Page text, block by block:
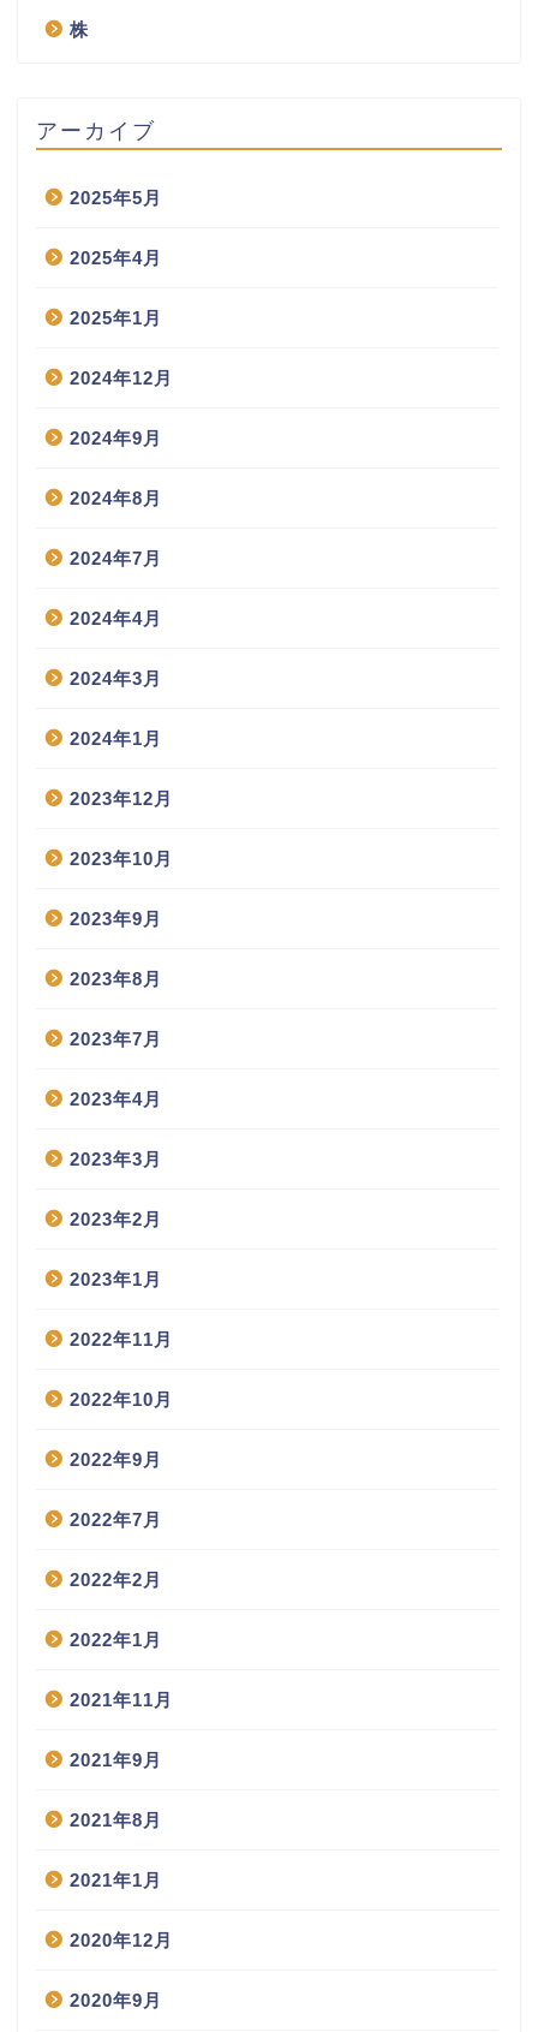
株
アーカイブ
2025年5月
2025年4月
2025年1月
2024年12月
2024年9月
2024年8月
2024年7月
2024年4月
2024年3月
2024年1月
2023年12月
2023年10月
2023年9月
2023年8月
2023年7月
2023年4月
2023年3月
2023年2月
2023年1月
2022年11月
2022年10月
2022年9月
2022年7月
2022年2月
2022年1月
2021年11月
2021年9月
2021年8月
2021年1月
2020年12月
2020年9月